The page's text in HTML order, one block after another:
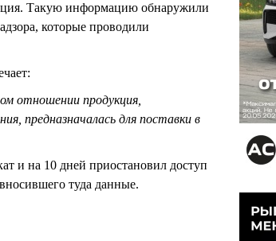
Такую информацию обнаружили
которые проводили
отношении продукция,
предназначалась для поставки в
и на 10 дней приостановил доступ
туда данные.